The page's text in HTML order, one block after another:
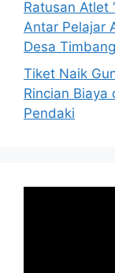
Ratusan Atlet
Antar Pelajar
Desa
Tiket Naik
Rincian
Pendaki